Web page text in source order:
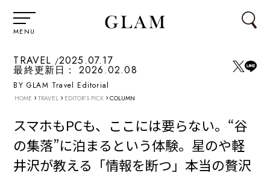
MENU
TRAVEL 2025.07.17
最終更新日： 2026.02.08
BY GLAM Travel Editorial
HOME › TRAVEL › EDITOR'S PICK › COLUMN
スマホもPCも、ここには要らない。“谷
の集落”に泊まるという体験。星のや軽
井沢が教える「情報を断つ」本当の贅沢